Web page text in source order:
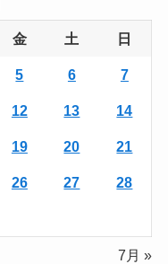
金 土 日
5 6 7
12 13 14
19 20 21
26 27 28
7月 »